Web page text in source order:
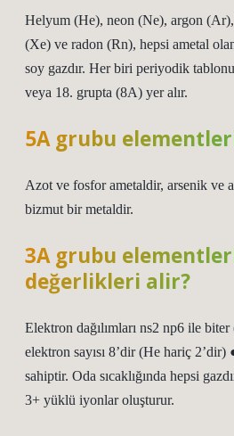
Helyum (He), neon (Ne), argon
(Xe) ve radon (Rn), hepsi ametal
soy gazdır. Her biri periyodik
veya 18. grupta (8A) yer alır.
5A grubu
Azot ve fosfor ametaldir, arsenik ve
bizmut bir metaldir.
3A grubu
değerlikleri alir?
Elektron dağılımları ns2 np6 ile
elektron sayısı 8’dir (He hariç
sahiptir. Oda sıcaklığında hepsi
3+ yüklü iyonlar oluşturur.